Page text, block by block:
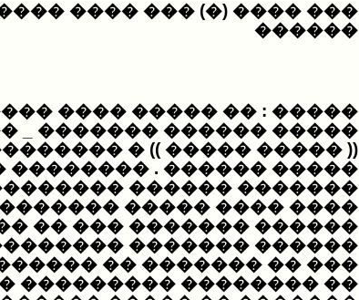
(�) ��� ���� ����� �����
������
����� ���� ��������� _
������� _ ����� ������
)) � �������� ��� ��� ��
. �������� ������ ���
�������� � ����� ��
��������� �� ������
��� �� �� �� ��� ��
��������� � �����
�� ��������� ������
��������� �� ���